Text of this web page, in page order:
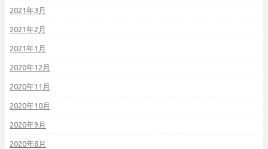
2021年3月
2021年2月
2021年1月
2020年12月
2020年11月
2020年10月
2020年9月
2020年8月